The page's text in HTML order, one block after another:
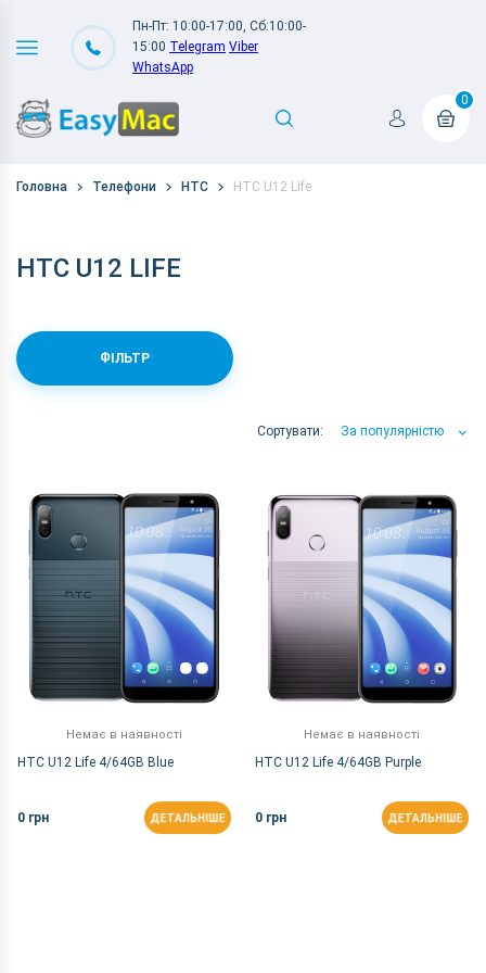
Пн-Пт: 10:00-17:00, Сб:10:00-
15:00 Telegram Viber
WhatsApp
0
Головна Телефони HTC HTC U12 Life
HTC U12 LIFE
ФІЛЬТР
Сортувати: За популярністю
За популярністю
Немає в наявності
HTC U12 Life 4/64GB Blue
0 грн ДЕТАЛЬНІШЕ
Немає в наявності
HTC U12 Life 4/64GB Purple
0 грн ДЕТАЛЬНІШЕ